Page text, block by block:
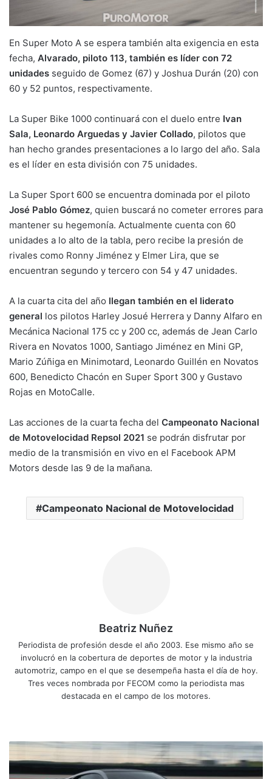
En Super Moto A se espera también alta exigencia en esta
fecha, Alvarado, piloto 113, también es líder con 72
unidades seguido de Gomez (67) y Joshua Durán (20) con
60 y 52 puntos, respectivamente.
La Super Bike 1000 continuará con el duelo entre Ivan
Sala, Leonardo Arguedas y Javier Collado, pilotos que
han hecho grandes presentaciones a lo largo del año. Sala
es el líder en esta división con 75 unidades.
La Super Sport 600 se encuentra dominada por el piloto
José Pablo Gómez, quien buscará no cometer errores para
mantener su hegemonía. Actualmente cuenta con 60
unidades a lo alto de la tabla, pero recibe la presión de
rivales como Ronny Jiménez y Elmer Lira, que se
encuentran segundo y tercero con 54 y 47 unidades.
A la cuarta cita del año llegan también en el liderato
general los pilotos Harley Josué Herrera y Danny Alfaro en
Mecánica Nacional 175 cc y 200 cc, además de Jean Carlo
Rivera en Novatos 1000, Santiago Jiménez en Mini GP,
Mario Zúñiga en Minimotard, Leonardo Guillén en Novatos
600, Benedicto Chacón en Super Sport 300 y Gustavo
Rojas en MotoCalle.
Las acciones de la cuarta fecha del Campeonato Nacional
de Motovelocidad Repsol 2021 se podrán disfrutar por
medio de la transmisión en vivo en el Facebook APM
Motors desde las 9 de la mañana.
Campeonato Nacional de Motovelocidad
Beatriz Nuñez
Periodista de profesión desde el año 2003. Ese mismo año se
involucró en la cobertura de deportes de motor y la industria
automotriz, campo en el que se desempeña hasta el día de hoy.
Tres veces nombrada por FECOM como la periodista mas
destacada en el campo de los motores.
Acura
despide
al